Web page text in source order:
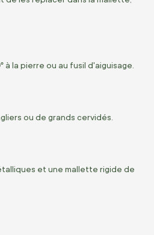
à la pierre ou au fusil d'aiguisage.
ou de grands cervidés.
et une mallette rigide de